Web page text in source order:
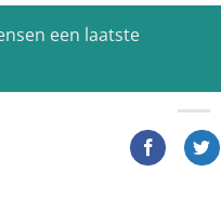
een laatste